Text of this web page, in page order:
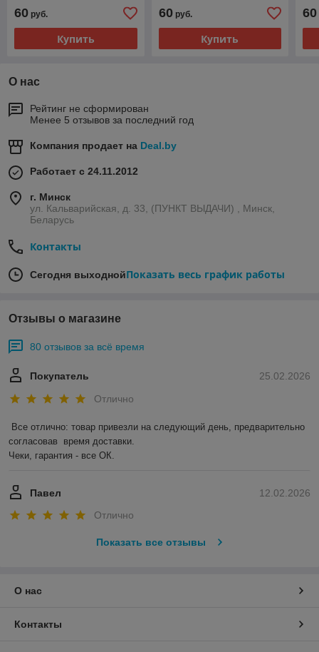
60 руб.
Купить
60руб.
Купить
60
О нас
Рейтинг не сформирован
Менее 5 отзывов за последний год
Компания продает на Deal.by
Работает с 24.11.2012
г. Минск
ул. Кальварийская, д. 33, (ПУНКТ ВЫДАЧИ) , Минск,
Беларусь
Контакты
Сегодня выходнойПоказать весь график работы
Отзывы о магазине
80 отзывов за всё время
25.02.2026
Покупатель
Отлично
Все отлично: товар привезли на следующий день, предварительно
согласовав  время доставки.
Чеки, гарантия - все ОК.
12.02.2026
Павел
Отлично
Показать все отзывы
О нас
Контакты